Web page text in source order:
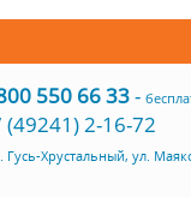
550 66 33-
(49241) 2-16-72
Гусь-Хрустальный, ул.